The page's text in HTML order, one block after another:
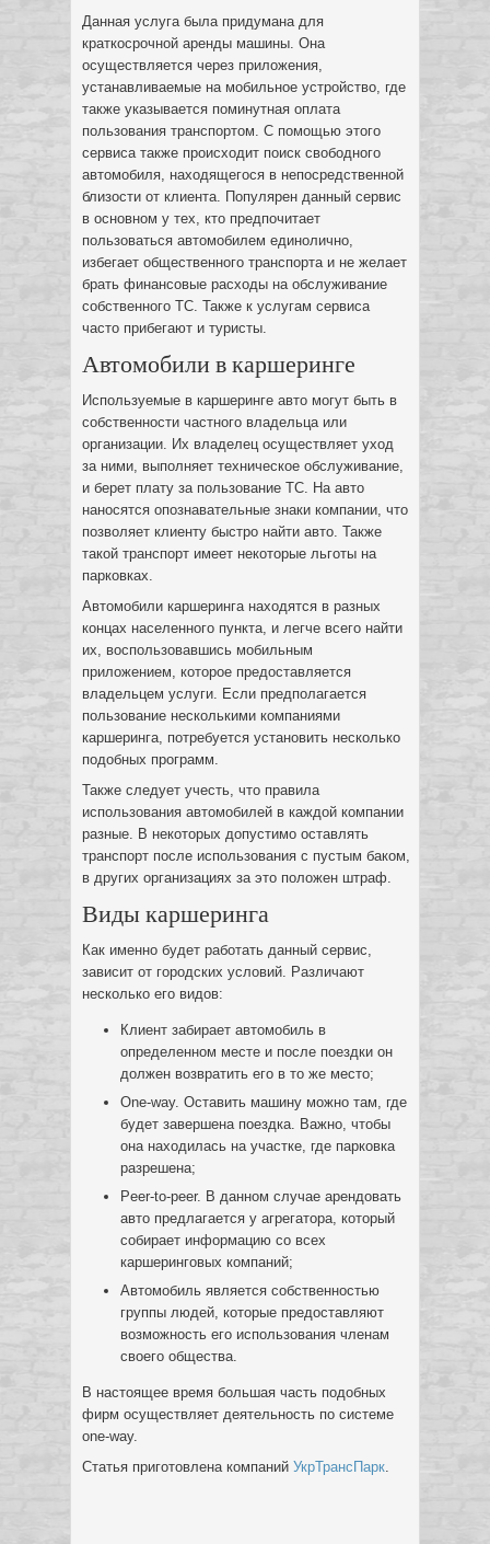
Данная услуга была придумана для
краткосрочной аренды машины. Она
осуществляется через приложения,
устанавливаемые на мобильное устройство, где
также указывается поминутная оплата
пользования транспортом. С помощью этого
сервиса также происходит поиск свободного
автомобиля, находящегося в непосредственной
близости от клиента. Популярен данный сервис
в основном у тех, кто предпочитает
пользоваться автомобилем единолично,
избегает общественного транспорта и не желает
брать финансовые расходы на обслуживание
собственного ТС. Также к услугам сервиса
часто прибегают и туристы.
Автомобили в каршеринге
Используемые в каршеринге авто могут быть в
собственности частного владельца или
организации. Их владелец осуществляет уход
за ними, выполняет техническое обслуживание,
и берет плату за пользование ТС. На авто
наносятся опознавательные знаки компании, что
позволяет клиенту быстро найти авто. Также
такой транспорт имеет некоторые льготы на
парковках.
Автомобили каршеринга находятся в разных
концах населенного пункта, и легче всего найти
их, воспользовавшись мобильным
приложением, которое предоставляется
владельцем услуги. Если предполагается
пользование несколькими компаниями
каршеринга, потребуется установить несколько
подобных программ.
Также следует учесть, что правила
использования автомобилей в каждой компании
разные. В некоторых допустимо оставлять
транспорт после использования с пустым баком,
в других организациях за это положен штраф.
Виды каршеринга
Как именно будет работать данный сервис,
зависит от городских условий. Различают
несколько его видов:
Клиент забирает автомобиль в
определенном месте и после поездки он
должен возвратить его в то же место;
One-way. Оставить машину можно там, где
будет завершена поездка. Важно, чтобы
она находилась на участке, где парковка
разрешена;
Peer-to-peer. В данном случае арендовать
авто предлагается у агрегатора, который
собирает информацию со всех
каршеринговых компаний;
Автомобиль является собственностью
группы людей, которые предоставляют
возможность его использования членам
своего общества.
В настоящее время большая часть подобных
фирм осуществляет деятельность по системе
one-way.
Статья приготовлена компаний УкрТрансПарк.